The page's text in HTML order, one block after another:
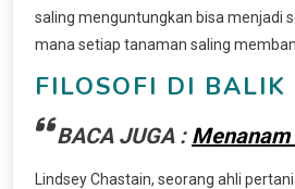
saling menguntungkan bisa menjadi
mana setiap tanaman saling
FILOSOFI DI
BACA JUGA :
Lindsey Chastain, seorang ahli